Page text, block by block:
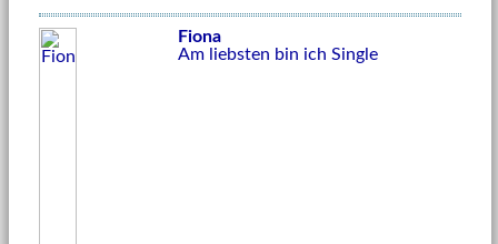
Fiona
Am liebsten bin ich Single